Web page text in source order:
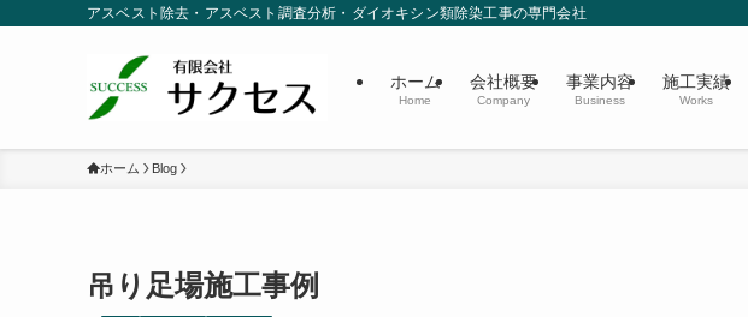
アスベスト除去・アスベスト調査分析・ダイオキシン類除染工事の専門会社
ホーム
Home
会社概要
Company
事業内容
Business
施工実績
Works
ホーム Blog
吊り足場施工事例